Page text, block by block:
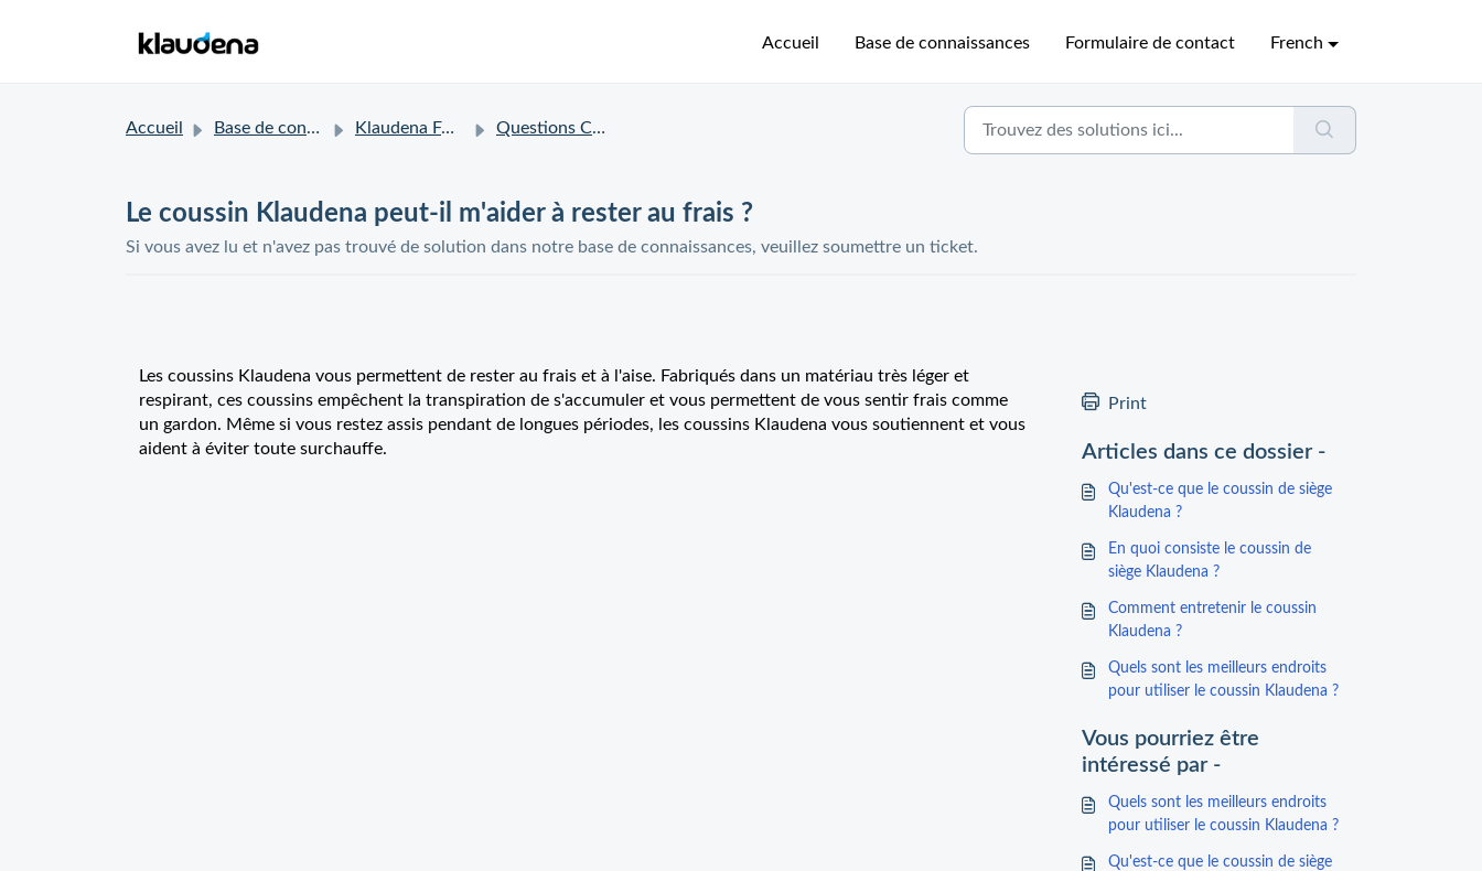
Accueil Base de connaissances Formulaire de contact French
Accueil Base de connaissances Klaudena FAQ Questions Concernant le Klaudena
Le coussin Klaudena peut-il m'aider à rester au frais ?
Si vous avez lu et n'avez pas trouvé de solution dans notre base de connaissances, veuillez soumettre un ticket.
Les coussins Klaudena vous permettent de rester au frais et à l'aise. Fabriqués dans un matériau très léger et
respirant, ces coussins empêchent la transpiration de s'accumuler et vous permettent de vous sentir frais comme
un gardon. Même si vous restez assis pendant de longues périodes, les coussins Klaudena vous soutiennent et vous
aident à éviter toute surchauffe.
Print
Articles dans ce dossier -
Qu'est-ce que le coussin de siège
Klaudena ?
En quoi consiste le coussin de
siège Klaudena ?
Comment entretenir le coussin
Klaudena ?
Quels sont les meilleurs endroits
pour utiliser le coussin Klaudena ?
Vous pourriez être
intéressé par -
Quels sont les meilleurs endroits
pour utiliser le coussin Klaudena ?
Qu'est-ce que le coussin de siège